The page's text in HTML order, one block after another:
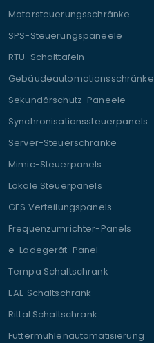
Motorsteuerungsschränke
SPS-Steuerungspaneele
RTU-Schalttafeln
Gebäudeautomationsschränke
Sekundärschutz-Paneele
Synchronisationssteuerpanels
Server-Steuerschränke
Mimic-Steuerpanels
Lokale Steuerpanels
GES Verteilungspanels
Frequenzumrichter-Panels
e-Ladegerät-Panel
Tempa Schaltschrank
EAE Schaltschrank
Rittal Schaltschrank
Futtermühlenautomatisierung